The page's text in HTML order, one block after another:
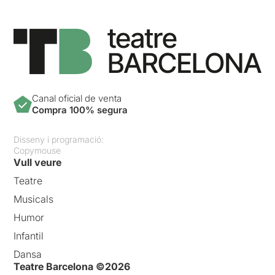
Canal oficial de venta
Compra 100% segura
Disseny i programació:
Copymouse
Vull veure
Teatre
Musicals
Humor
Infantil
Dansa
Teatre Barcelona ©2026